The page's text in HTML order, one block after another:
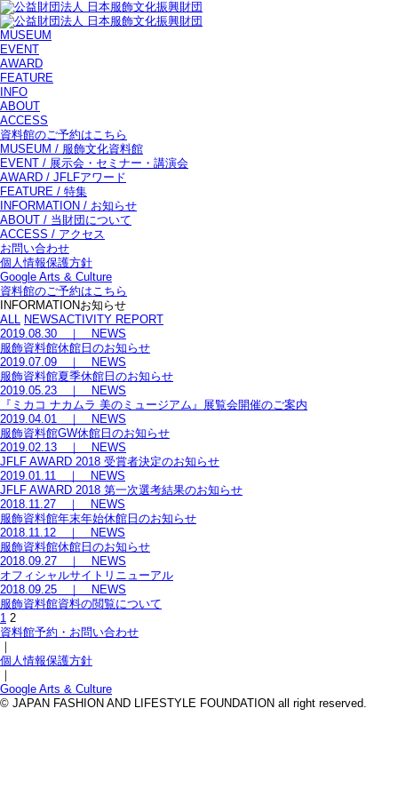
MUSEUM
EVENT
AWARD
FEATURE
INFO
ABOUT
ACCESS
資料館のご予約はこちら
MUSEUM / 服飾文化資料館
EVENT / 展示会・セミナー・講演会
AWARD / JFLFアワード
FEATURE / 特集
INFORMATION / お知らせ
ABOUT / 当財団について
ACCESS / アクセス
お問い合わせ
個人情報保護方針
Google Arts & Culture
資料館のご予約はこちら
INFORMATIONお知らせ
ALL NEWSACTIVITY REPORT
2019.08.30 ｜ NEWS
服飾資料館休館日のお知らせ
2019.07.09 ｜ NEWS
服飾資料館夏季休館日のお知らせ
2019.05.23 ｜ NEWS
『ミカコ ナカムラ 美のミュージアム』展覧会開催のご案内
2019.04.01 ｜ NEWS
服飾資料館GW休館日のお知らせ
2019.02.13 ｜ NEWS
JFLF AWARD 2018 受賞者決定のお知らせ
2019.01.11 ｜ NEWS
JFLF AWARD 2018 第一次選考結果のお知らせ
2018.11.27 ｜ NEWS
服飾資料館年末年始休館日のお知らせ
2018.11.12 ｜ NEWS
服飾資料館休館日のお知らせ
2018.09.27 ｜ NEWS
オフィシャルサイトリニューアル
2018.09.25 ｜ NEWS
服飾資料館資料の閲覧について
1 2
資料館予約・お問い合わせ
｜
個人情報保護方針
｜
Google Arts & Culture
© JAPAN FASHION AND LIFESTYLE FOUNDATION all right reserved.